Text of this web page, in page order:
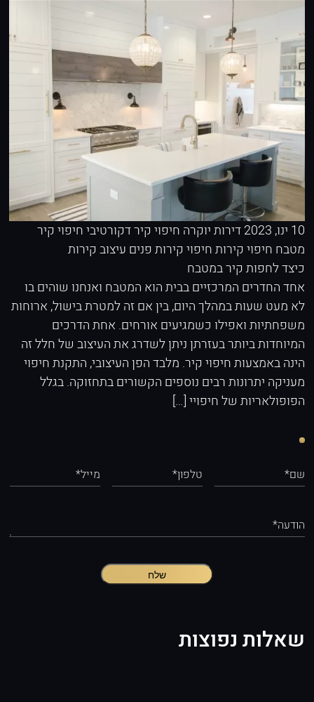
10 ינו, 2023 דירות יוקרה חיפוי קיר דקורטיביחיפוי קיר
מטבח חיפוי קירותחיפוי קירות פנים עיצוב קירות
כיצד לחפות קיר במטבח
אחד החדרים המרכזיים בבית הוא המטבח ואנחנו שוהים בו
לא מעט שעות במהלך היום, בין אם זה למטרת בישול, ארוחות
משפחתיות ואפילו כשמגיעים אורחים. אחת הדרכים
המיוחדות ביותר בעזרתן ניתן לשדרג את העיצוב של חלל זה
הינה באמצעות חיפוי קיר. מלבד הפן העיצובי, התקנת חיפוי
מעניקה יתרונות רבים נוספים הקשורים בתחזוקה. בגלל
הפופולאריות של חיפויי […]
שם* טלפון* מייל*
הודעה*
שלח
שאלות נפוצות